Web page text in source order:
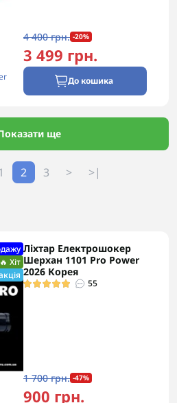
4 400 грн. -20%
3 499 грн.
До кошика
ще
1 2 3 > >|
🔥 Хіт
Ліхтар Електрошокер
Шерхан 1101 Pro Power
2026 Корея
55
1 700 грн. -47%
900 грн.